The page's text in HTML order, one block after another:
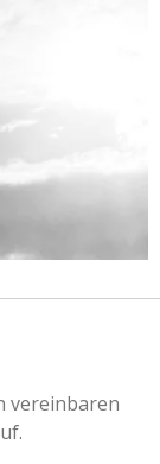
vereinbaren